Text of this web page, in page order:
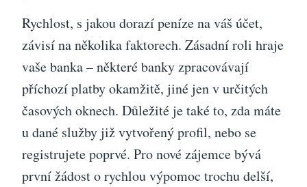
Rychlost, s jakou dorazí peníze na váš účet,
závisí na několika faktorech. Zásadní roli hraje
vaše banka – některé banky zpracovávají
příchozí platby okamžitě, jiné jen v určitých
časových oknech. Důležité je také to, zda máte
u dané služby již vytvořený profil, nebo se
registrujete poprvé. Pro nové zájemce bývá
první žádost o rychlou výpomoc trochu delší,